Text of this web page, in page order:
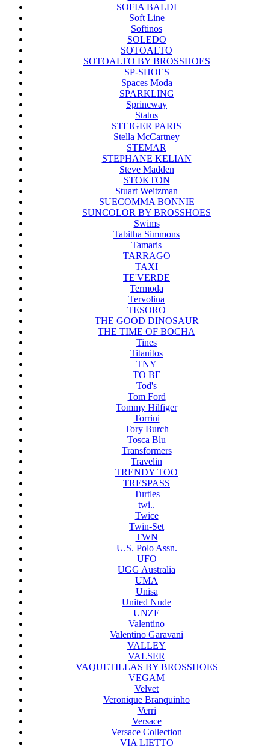
SOFIA BALDI
Soft Line
Softinos
SOLEDO
SOTOALTO
SOTOALTO BY BROSSHOES
SP-SHOES
Spaces Moda
SPARKLING
Sprincway
Status
STEIGER PARIS
Stella McCartney
STEMAR
STEPHANE KELIAN
Steve Madden
STOKTON
Stuart Weitzman
SUECOMMA BONNIE
SUNCOLOR BY BROSSHOES
Swims
Tabitha Simmons
Tamaris
TARRAGO
TAXI
TE'VERDE
Termoda
Tervolina
TESORO
THE GOOD DINOSAUR
THE TIME OF BOCHA
Tines
Titanitos
TNY
TO BE
Tod's
Tom Ford
Tommy Hilfiger
Torrini
Tory Burch
Tosca Blu
Transformers
Travelin
TRENDY TOO
TRESPASS
Turtles
twi..
Twice
Twin-Set
TWN
U.S. Polo Assn.
UFO
UGG Australia
UMA
Unisa
United Nude
UNZE
Valentino
Valentino Garavani
VALLEY
VALSER
VAQUETILLAS BY BROSSHOES
VEGAM
Velvet
Veronique Branquinho
Verri
Versace
Versace Collection
VIA LIETTO